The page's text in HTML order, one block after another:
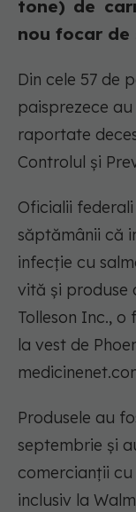
tone) de
nou focar de
Din cele 57 de
paisprezece
raportate
Controlul și
Oficialii
săptămânii că
infecție cu
vită și produse
Tolleson Inc.,
la vest de
Produsele au
septembrie și
comercianții
inclusiv la